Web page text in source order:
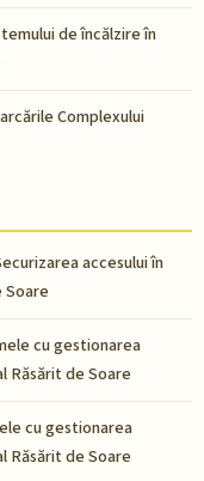
de încălzire în
Complexului
accesului în
Soare
cu gestionarea
Răsărit de Soare
cu gestionarea
Răsărit de Soare